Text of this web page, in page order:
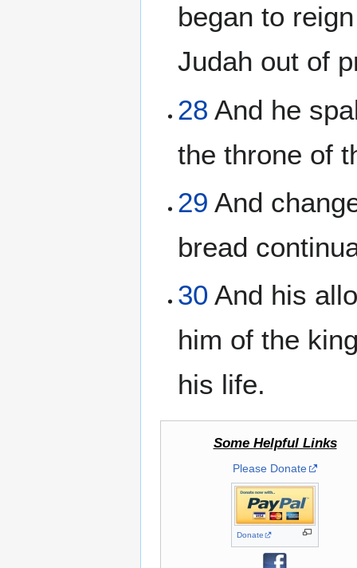
began to
Judah out of
28 And he
the throne of
29 And
bread
30 And his
him of the
his life.
Some Helpful Links
Please Donate
Donate